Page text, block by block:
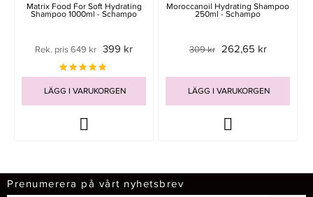
Matrix Food For Soft Hydrating
Shampoo 1000ml - Schampo
Rek. pris 649 kr 399 kr
LÄGG I VARUKORGEN
Moroccanoil Hydrating Shampoo
250ml - Schampo
309 kr 262,65 kr
LÄGG I VARUKORGEN
Prenumerera på vårt nyhetsbrev